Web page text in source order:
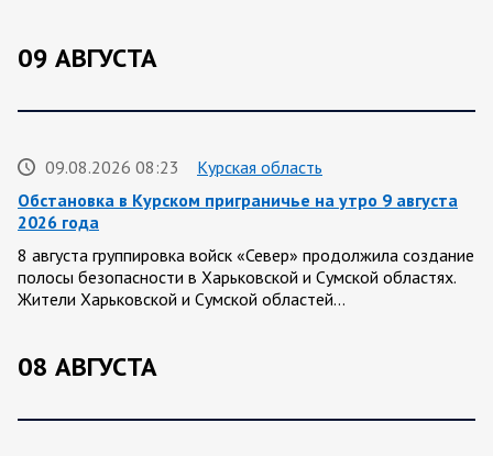
09 АВГУСТА
09.08.2026 08:23
Курская область
Обстановка в Курском приграничье на утро 9 августа
2026 года
8 августа группировка войск «Север» продолжила создание
полосы безопасности в Харьковской и Сумской областях.
Жители Харьковской и Сумской областей…
08 АВГУСТА